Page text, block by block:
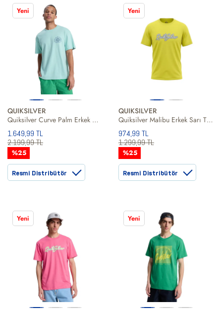
Yeni
QUIKSILVER
Quiksilver Curve Palm Erkek Mavi Tişört
1.649,99 TL
2.199,99 TL
%25
Resmi Distribütör
Yeni
QUIKSILVER
Quiksilver Malibu Erkek Sarı Tişört
974,99 TL
1.299,99 TL
%25
Resmi Distribütör
Yeni Yeni